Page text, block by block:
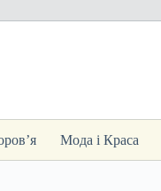
Мода і Краса